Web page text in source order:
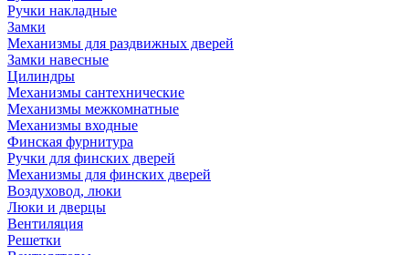
Ручки накладные
Замки
Механизмы для раздвижных дверей
Замки навесные
Цилиндры
Механизмы сантехнические
Механизмы межкомнатные
Механизмы входные
Финская фурнитура
Ручки для финских дверей
Механизмы для финских дверей
Воздуховод, люки
Люки и дверцы
Вентиляция
Решетки